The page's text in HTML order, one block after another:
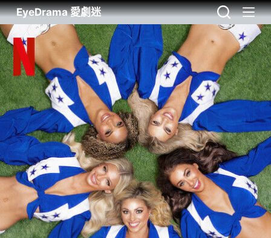
EyeDrama 愛劇迷